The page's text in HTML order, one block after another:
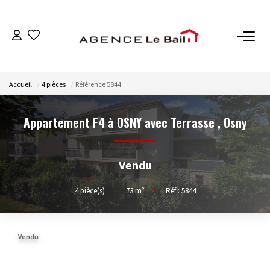
ESTIMATION
LOCATIONS
GESTION
Espace Propriétaire
Accueil 4 pièces Référence 5844
Appartement F4 à OSNY avec Terrasse,Osny
Vendu
4pièce(s) • 73m² • Réf : 5844
Vendu